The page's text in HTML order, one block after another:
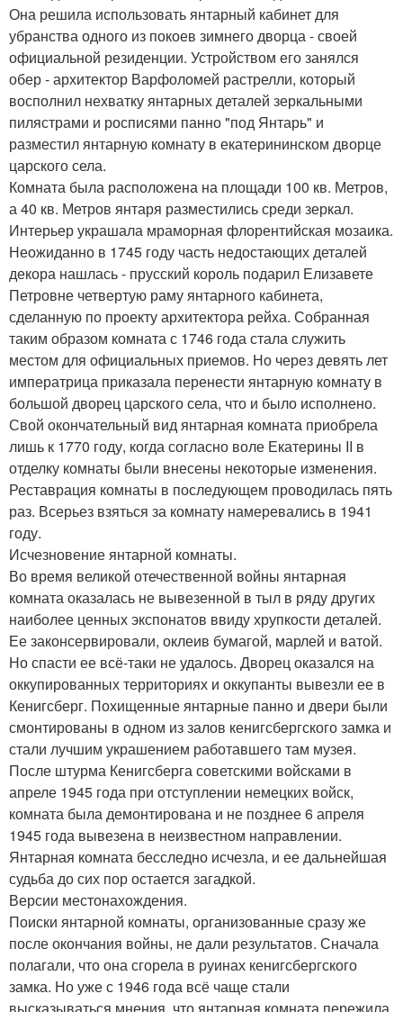
Она решила использовать янтарный кабинет для
убранства одного из покоев зимнего дворца - своей
официальной резиденции. Устройством его занялся
обер - архитектор Варфоломей растрелли, который
восполнил нехватку янтарных деталей зеркальными
пилястрами и росписями панно "под Янтарь" и
разместил янтарную комнату в екатерининском дворце
царского села.
Комната была расположена на площади 100 кв. Метров,
а 40 кв. Метров янтаря разместились среди зеркал.
Интерьер украшала мраморная флорентийская мозаика.
Неожиданно в 1745 году часть недостающих деталей
декора нашлась - прусский король подарил Елизавете
Петровне четвертую раму янтарного кабинета,
сделанную по проекту архитектора рейха. Собранная
таким образом комната с 1746 года стала служить
местом для официальных приемов. Но через девять лет
императрица приказала перенести янтарную комнату в
большой дворец царского села, что и было исполнено.
Свой окончательный вид янтарная комната приобрела
лишь к 1770 году, когда согласно воле Екатерины II в
отделку комнаты были внесены некоторые изменения.
Реставрация комнаты в последующем проводилась пять
раз. Всерьез взяться за комнату намеревались в 1941
году.
Исчезновение янтарной комнаты.
Во время великой отечественной войны янтарная
комната оказалась не вывезенной в тыл в ряду других
наиболее ценных экспонатов ввиду хрупкости деталей.
Ее законсервировали, оклеив бумагой, марлей и ватой.
Но спасти ее всё-таки не удалось. Дворец оказался на
оккупированных территориях и оккупанты вывезли ее в
Кенигсберг. Похищенные янтарные панно и двери были
смонтированы в одном из залов кенигсбергского замка и
стали лучшим украшением работавшего там музея.
После штурма Кенигсберга советскими войсками в
апреле 1945 года при отступлении немецких войск,
комната была демонтирована и не позднее 6 апреля
1945 года вывезена в неизвестном направлении.
Янтарная комната бесследно исчезла, и ее дальнейшая
судьба до сих пор остается загадкой.
Версии местонахождения.
Поиски янтарной комнаты, организованные сразу же
после окончания войны, не дали результатов. Сначала
полагали, что она сгорела в руинах кенигсбергского
замка. Но уже с 1946 года всё чаще стали
высказываться мнения, что янтарная комната пережила